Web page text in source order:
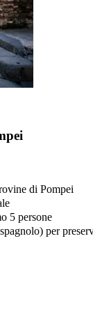
di Pompei
5 persone
per